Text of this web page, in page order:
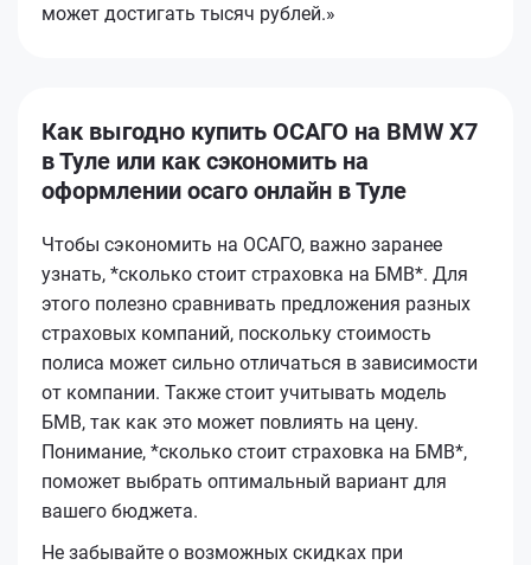
может достигать тысяч рублей.»
Как выгодно купить ОСАГО на BMW X7
в Туле или как сэкономить на
оформлении осаго онлайн в Туле
Чтобы сэкономить на ОСАГО, важно заранее
узнать, *сколько стоит страховка на БМВ*. Для
этого полезно сравнивать предложения разных
страховых компаний, поскольку стоимость
полиса может сильно отличаться в зависимости
от компании. Также стоит учитывать модель
БМВ, так как это может повлиять на цену.
Понимание, *сколько стоит страховка на БМВ*,
поможет выбрать оптимальный вариант для
вашего бюджета.
Не забывайте о возможных скидках при